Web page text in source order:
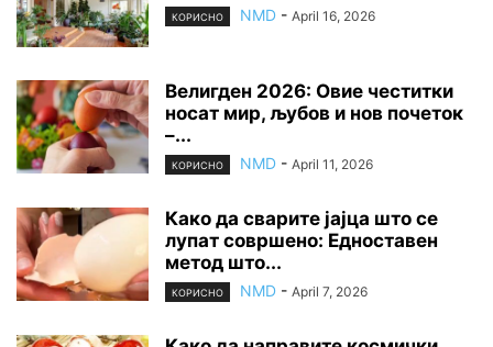
КОРИСНО NMD - April 16, 2026
Велигден 2026: Овие честитки
носат мир, љубов и нов почеток
–...
КОРИСНО NMD - April 11, 2026
Како да сварите јајца што се
лупат совршено: Едноставен
метод што...
КОРИСНО NMD - April 7, 2026